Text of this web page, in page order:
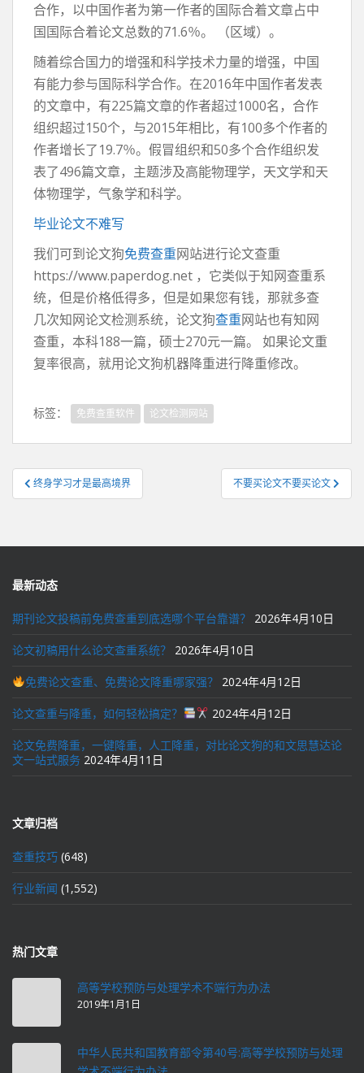
合作，以中国作者为第一作者的国际合着文章占中
国国际合着论文总数的71.6％。 （区域）。
随着综合国力的增强和科学技术力量的增强，中国
有能力参与国际科学合作。在2016年中国作者发表
的文章中，有225篇文章的作者超过1000名，合作
组织超过150个，与2015年相比，有100多个作者的
作者增长了19.7％。假冒组织和50多个合作组织发
表了496篇文章，主题涉及高能物理学，天文学和天
体物理学，气象学和科学。
毕业论文不难写
我们可到论文狗免费查重网站进行论文查重
https://www.paperdog.net ，它类似于知网查重系
统，但是价格低得多，但是如果您有钱，那就多查
几次知网论文检测系统，论文狗查重网站也有知网
查重，本科188一篇，硕士270元一篇。 如果论文重
复率很高，就用论文狗机器降重进行降重修改。
标签： 免费查重软件 论文检测网站
文
章
航
终身学习才是最高境界 不要买论文不要买论文
最新动态
期刊论文投稿前免费查重到底选哪个平台靠谱？ 2026年4月10日
论文初稿用什么论文查重系统？ 2026年4月10日
免费论文查重、免费论文降重哪家强？ 2024年4月12日
论文查重与降重，如何轻松搞定？ 2024年4月12日
论文免费降重，一键降重，人工降重，对比论文狗的和文思慧达论
文一站式服务 2024年4月11日
文章归档
查重技巧 (648)
行业新闻 (1,552)
热门文章
高等学校预防与处理学术不端行为办法
2019年1月1日
中华人民共和国教育部令第40号:高等学校预防与处理